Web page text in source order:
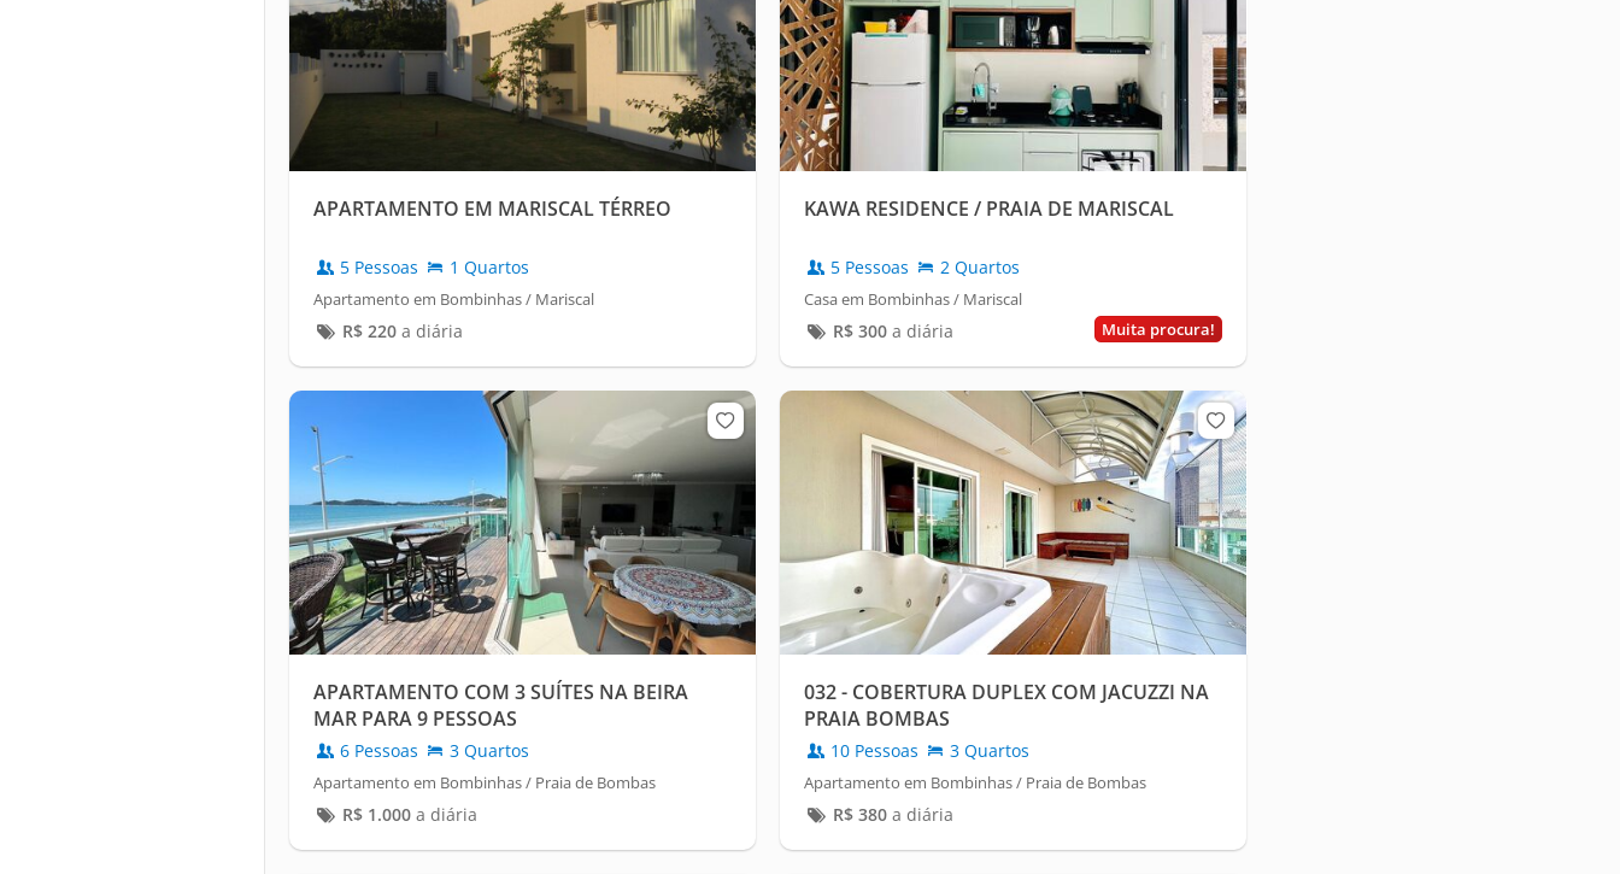
APARTAMENTO EM MARISCAL TÉRREO
5 Pessoas 1 Quartos
Apartamento em Bombinhas / Mariscal
R$ 220a diária
KAWA RESIDENCE / PRAIA DE MARISCAL
5 Pessoas 2 Quartos
Casa em Bombinhas / Mariscal
Muita procura!
R$ 300a diária
APARTAMENTO COM 3 SUÍTES NA BEIRA
MAR PARA 9 PESSOAS
6 Pessoas 3 Quartos
Apartamento em Bombinhas / Praia de Bombas
R$ 1.000a diária
032 - COBERTURA DUPLEX COM JACUZZI NA
PRAIA BOMBAS
10 Pessoas 3 Quartos
Apartamento em Bombinhas / Praia de Bombas
R$ 380a diária